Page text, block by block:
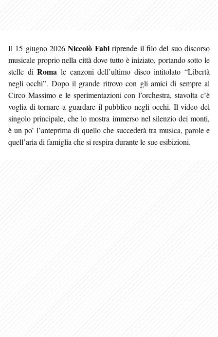
Il 15 giugno 2026Niccolò Fabiriprende il filo del suo discorso
musicale proprio nella città dove tutto è iniziato, portando sotto le
stelle diRoma le canzoni dell’ultimo disco intitolato “Libertà
negli occhi”. Dopo il grande ritrovo con gli amici di sempre al
Circo Massimo e le sperimentazioni con l’orchestra, stavolta c’è
voglia di tornare a guardare il pubblico negli occhi. Il video del
singolo principale, che lo mostra immerso nel silenzio dei monti,
è un po’ l’anteprima di quello che succederà tra musica, parole e
quell’aria di famiglia che si respira durante le sue esibizioni.